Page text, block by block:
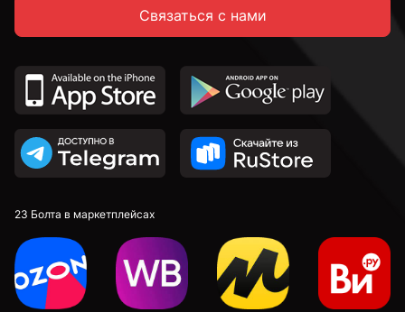
Связаться с нами
23 Болта в маркетплейсах